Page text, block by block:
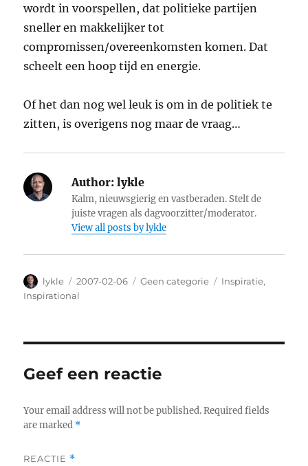
wordt in voorspellen, dat politieke partijen
sneller en makkelijker tot
compromissen/overeenkomsten komen. Dat
scheelt een hoop tijd en energie.
Of het dan nog wel leuk is om in de politiek te
zitten, is overigens nog maar de vraag…
Author: lykle
Kalm, nieuwsgierig en vastberaden. Stelt de
juiste vragen als dagvoorzitter/moderator.
View all posts by lykle
Author
lykle
Posted
on
2007-02-06 Categories
Geen categorie Tags
Inspiratie,
Inspirational
Geef een reactie
Your email address will not be published. Required fields
are marked *
REACTIE *